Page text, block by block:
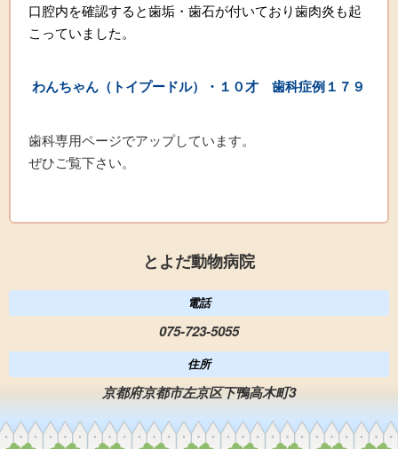
口腔内を確認すると歯垢・歯石が付いており歯肉炎も起
こっていました。
わんちゃん（トイプードル）・１０才 歯科症例１７ ９
歯科専用ページでアップしています。
ぜひご覧下さい。
とよだ動物病院
電話
075-723-5055
住所
京都府京都市左京区下鴨高木町3